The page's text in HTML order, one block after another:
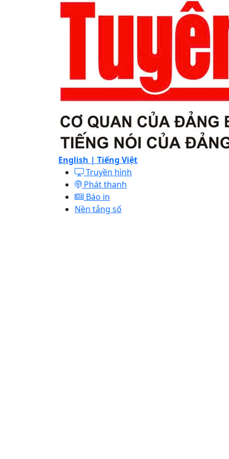
English | Tiếng Việt
Truyền hình
Phát thanh
Báo in
Nền tảng số